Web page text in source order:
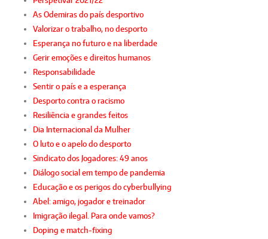
As Odemiras do país desportivo
Valorizar o trabalho, no desporto
Esperança no futuro e na liberdade
Gerir emoções e direitos humanos
Responsabilidade
Sentir o país e a esperança
Desporto contra o racismo
Resiliência e grandes feitos
Dia Internacional da Mulher
O luto e o apelo do desporto
Sindicato dos Jogadores: 49 anos
Diálogo social em tempo de pandemia
Educação e os perigos do cyberbullying
Abel: amigo, jogador e treinador
Imigração ilegal. Para onde vamos?
Doping e match-fixing